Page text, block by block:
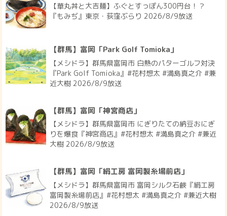
【華丸丼と大吉麺】ふぐとすっぽん300円台！？
『もみぢ』東京・荻窪ぶらり 2026/8/9放送
【群馬】富岡「Park Golf Tomioka」
【メシドラ】群馬県富岡市 白熱のパターゴルフ対決
『Park Golf Tomioka』#花村想太 #満島真之介 #兼
近大樹 2026/8/9放送
【群馬】富岡「神宮商店」
【メシドラ】群馬県富岡市 にぎりたての納豆おにぎ
りを爆食『神宮商店』#花村想太 #満島真之介 #兼近
大樹 2026/8/9放送
【群馬】富岡「絹工房 富岡製糸場前店」
【メシドラ】群馬県富岡市 富岡シルク石鹸『絹工房
富岡製糸場前店』#花村想太 #満島真之介 #兼近大樹
2026/8/9放送